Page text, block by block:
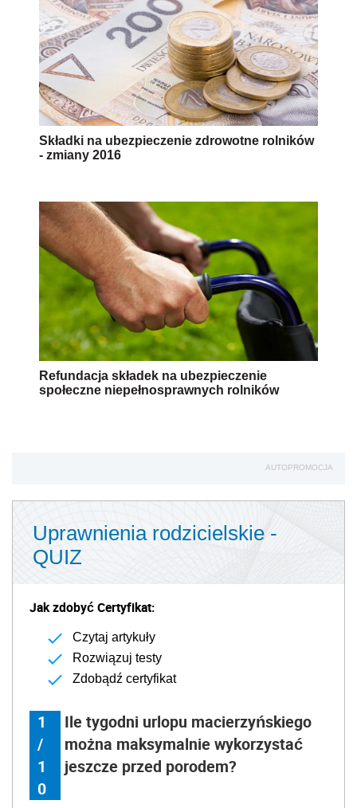
Składki na ubezpieczenie zdrowotne rolników
- zmiany 2016
Refundacja składek na ubezpieczenie
społeczne niepełnosprawnych rolników
AUTOPROMOCJA
Uprawnienia rodzicielskie -
QUIZ
Jak zdobyć Certyfikat:
Czytaj artykuły
Rozwiązuj testy
Zdobądź certyfikat
1
/
1
0
Ile tygodni urlopu macierzyńskiego
można maksymalnie wykorzystać
jeszcze przed porodem?